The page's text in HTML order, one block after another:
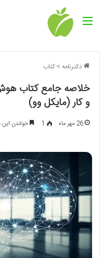
منو
دکترنامه >کتاب
خلاصه جامع کتاب
و کار (مایکل وو)
26 مهر ماه 1 خواندن این مطلب 15 دقیقه